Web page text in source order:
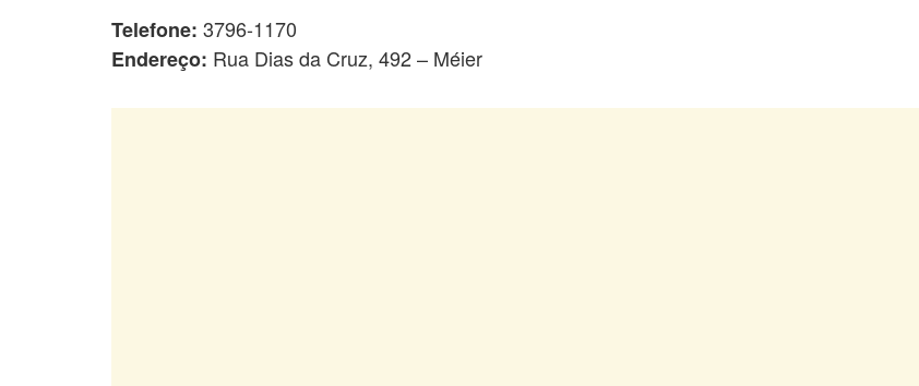
Telefone: 3796-1170
Endereço: Rua Dias da Cruz, 492 – Méier